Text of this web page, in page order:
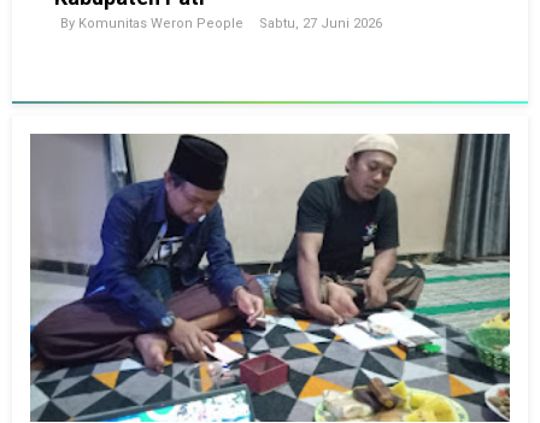
By Komunitas Weron People Sabtu, 27 Juni 2026